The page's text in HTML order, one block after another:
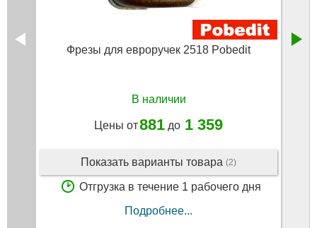
Фрезы для евроручек 2518 Pobedit
В наличии
Цены от881 до 1 359
Показать варианты товара (2)
Отгрузка в течение 1 рабочего дня
Подробнее...